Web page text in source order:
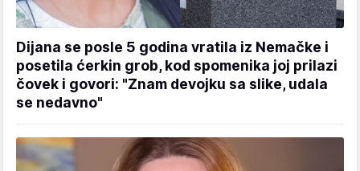
Dijana se posle 5 godina vratila iz Nemačke i
posetila ćerkin grob, kod spomenika joj prilazi
čovek i govori: "Znam devojku sa slike, udala
se nedavno"